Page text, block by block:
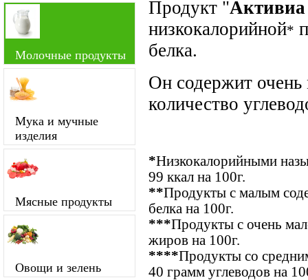
Молочные продукты
Мука и мучные
изделия
Мясные продукты
Овощи и зелень
Продукт "
низкокалорийной*
белка.
Он содержит очень
количество
*Низкокалорийными
99 ккал на 100г.
**Продукты с малым
белка на 100г.
***Продукты с очень
жиров на 100г.
****Продукты со
40 грамм углеводов на